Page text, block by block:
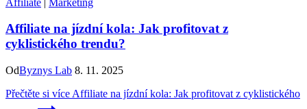
Affiliate na jízdní kola: Jak profitovat z
cyklistického trendu?
OdByznys Lab 8. 11. 2025
Přečtěte si více Affiliate na jízdní kola: Jak profitovat z cyklistického